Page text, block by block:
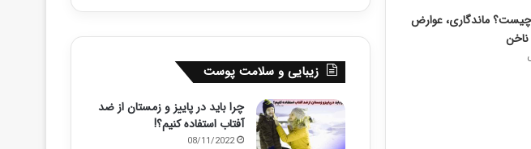
ماندگاری، عوارض
ناخن
زیبایی و سلامت پوست
چرا باید در پاییز و زمستان از ضد
آفتاب استفاده کنیم؟!
08/11/2022